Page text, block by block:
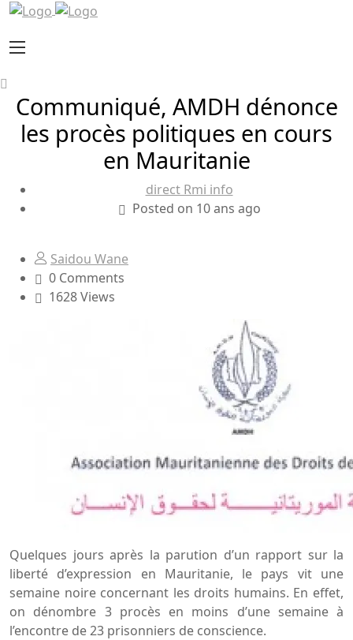
Communiqué, AMDH dénonce
les procès politiques en cours
en Mauritanie
direct Rmi info
Posted on 10 ans ago
Saidou Wane
0 Comments
1628 Views
Quelques jours après la parution d’un rapport sur la
liberté d’expression en Mauritanie, le pays vit une
semaine noire concernant les droits humains. En effet,
on dénombre 3 procès en moins d’une semaine à
l’encontre de 23 prisonniers de conscience.